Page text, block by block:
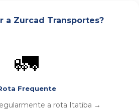
a Zurcad Transportes?
🚛
Frequente
a rota Itatiba →